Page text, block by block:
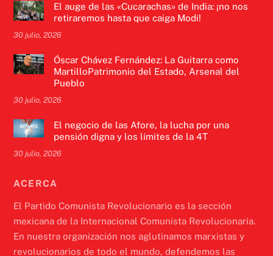
El auge de las «Cucarachas» de India: ¡no nos
retiraremos hasta que caiga Modi!
30 julio, 2026
Óscar Chávez Fernández: La Guitarra como
MartilloPatrimonio del Estado, Arsenal del
Pueblo
30 julio, 2026
El negocio de las Afore, la lucha por una
pensión digna y los límites de la 4T
30 julio, 2026
ACERCA
El Partido Comunista Revolucionario es la sección
mexicana de la Internacional Comunista Revolucionaria.
En nuestra organización nos aglutinamos marxistas y
revolucionarios de todo el mundo, defendemos las